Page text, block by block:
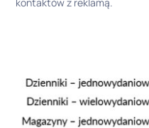
kontaktów z reklamą.